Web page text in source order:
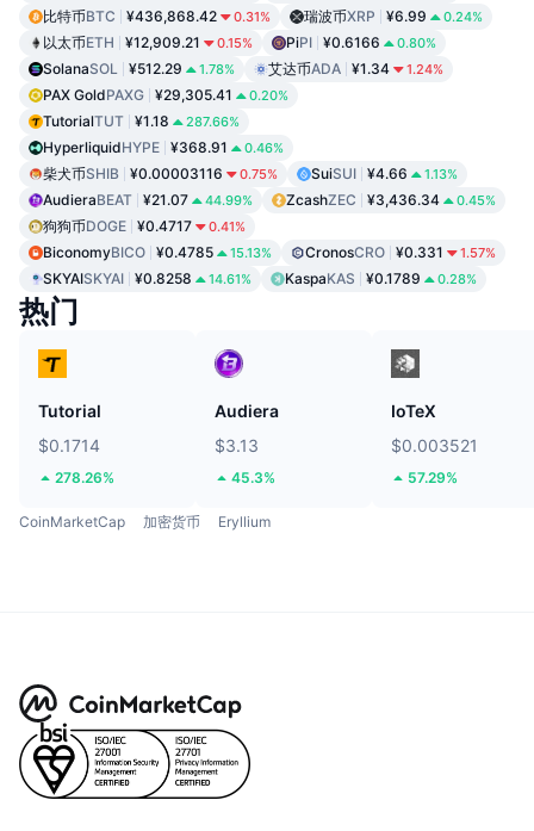
比特币BTC ¥436,868.42 0.31% 瑞波币XRP ¥6.99 0.24%
以太币ETH ¥12,909.21 0.15% PiPI ¥0.6166 0.80%
SolanaSOL ¥512.29 1.78% 艾达币ADA ¥1.34 1.24%
PAX GoldPAXG ¥29,305.41 0.20%
TutorialTUT ¥1.18 287.66%
HyperliquidHYPE ¥368.91 0.46%
柴犬币SHIB ¥0.00003116 0.75% SuiSUI ¥4.66 1.13%
AudieraBEAT ¥21.07 44.99% ZcashZEC ¥3,436.34 0.45%
狗狗币DOGE ¥0.4717 0.41%
BiconomyBICO ¥0.4785 15.13% CronosCRO ¥0.331 1.57%
SKYAISKYAI ¥0.8258 14.61% KaspaKAS ¥0.1789 0.28%
热门
Tutorial
$0.1714
278.26%
Audiera
$3.13
45.3%
IoTeX
$0.003521
57.29%
CoinMarketCap 加密货币 Eryllium